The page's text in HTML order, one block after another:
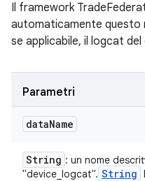
Il framework
automaticamente questo
se applicabile, il logcat
Parametri
dataName
String : un nome
"device_logcat". String